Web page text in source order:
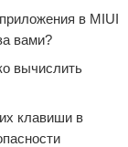
в MIUI
вами?
вычислить
клавиши в